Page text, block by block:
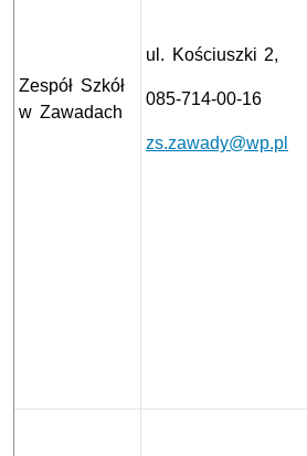
Zespół Szkół
w Zawadach
ul. Kościuszki 2,
085-714-00-16
zs.zawady@wp.pl